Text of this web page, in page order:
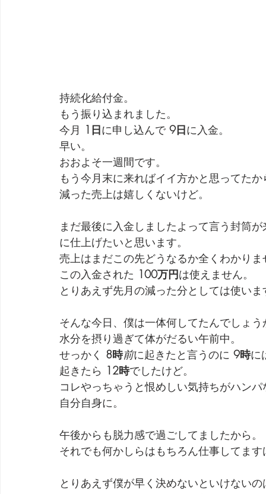
持続化給付金。
もう振り込まれました。
今月 1日に申し込んで 9日に入金。
早い。
おおよそ一週間です。
もう今月末に来ればイイ方かと思ってた
減った売上は嬉しくないけど。
まだ最後に入金しましたよって言う封筒
に仕上げたいと思います。
売上はまだこの先どうなるか全くわかり
この入金された 100万円は使えません。
とりあえず先月の減った分としては使い
そんな今日、僕は一体何してたんでしょう
水分を摂り過ぎて体がだるい午前中。
せっかく 8時前に起きたと言うのに 9時に
起きたら 12時でしたけど。
コレやっちゃうと恨めしい気持ちがハン
自分自身に。
午後からも脱力感で過ごしてましたから。
それでも何かしらはもちろん仕事してます
とりあえず僕が早く決めないといけない